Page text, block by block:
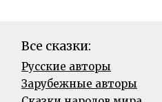
Все сказки:
Русские авторы
Зарубежные авторы